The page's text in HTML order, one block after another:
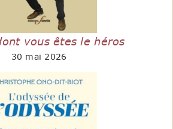
vous êtes le héros
30 mai 2026